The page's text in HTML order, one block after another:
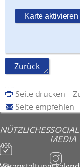
Karte aktivieren
Zurück
Seite drucken
Seite empfehlen
NÜTZLICHESSOCIAL
MEDIA